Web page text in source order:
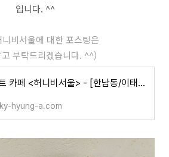
입니다. ^^
비서울에 대한 포스팅은
고 부탁드리겠습니다. ^^)
디저트 카페 <허니비서울> - [한남동/이태원/한강진역] / 바닐라 웨이브
hyung-a.com